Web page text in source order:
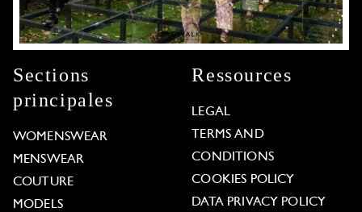
Sections
principales
WOMENSWEAR
MENSWEAR
COUTURE
MODELS
Ressources
LEGAL
TERMS AND
CONDITIONS
COOKIES POLICY
DATA PRIVACY POLICY